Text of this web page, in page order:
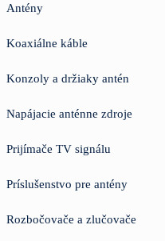
Antény
Koaxiálne káble
Konzoly a držiaky antén
Napájacie anténne zdroje
Prijímače TV signálu
Príslušenstvo pre antény
Rozbočovače a zlučovače